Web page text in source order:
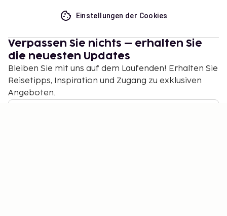
Einstellungen der Cookies
Verpassen Sie nichts – erhalten Sie
die neuesten Updates
Bleiben Sie mit uns auf dem Laufenden! Erhalten Sie
Reisetipps, Inspiration und Zugang zu exklusiven
Angeboten.